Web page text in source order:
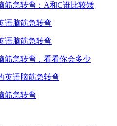
筋急转弯：A和C谁比较矮
语脑筋急转弯
语脑筋急转弯
筋急转弯，看看你会多少
英语脑筋急转弯
筋急转弯